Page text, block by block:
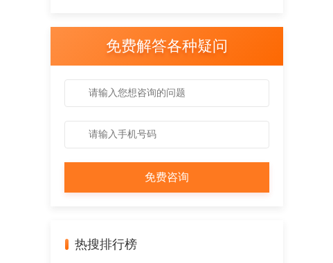
免费解答各种疑问
热搜排行榜